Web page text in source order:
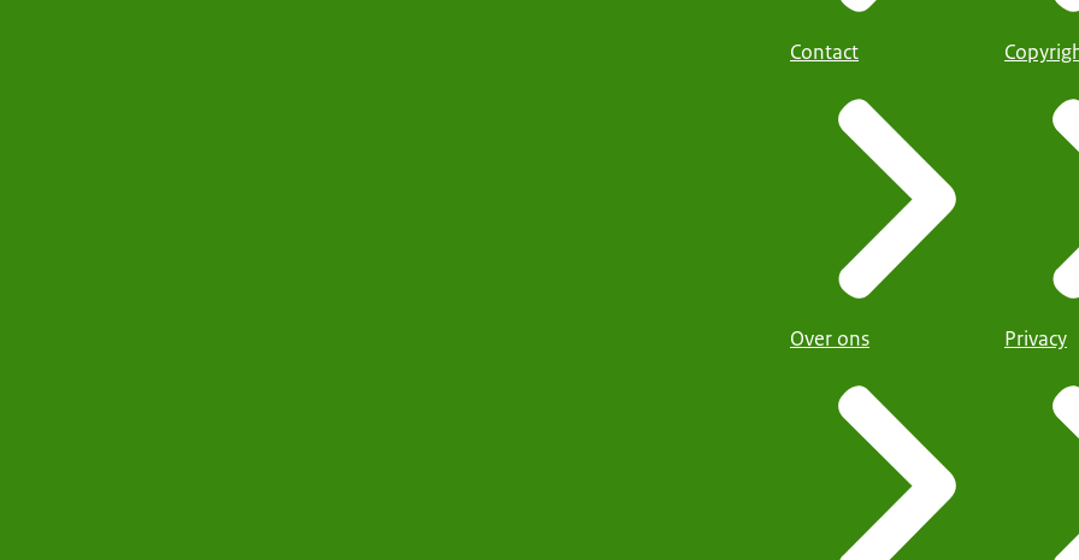
Contact
Over ons Privacy